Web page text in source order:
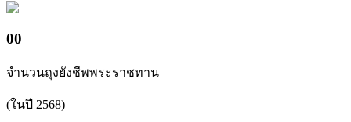
00
จำนวนถุงยังชีพพระราชทาน
(ในปี 2568)